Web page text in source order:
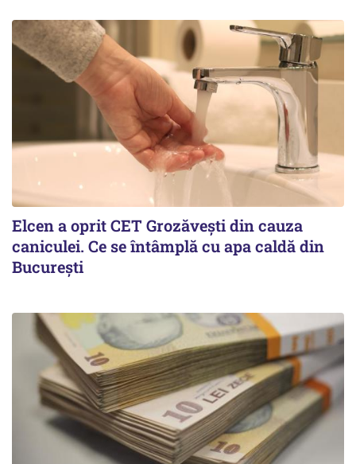
Elcen a oprit CET Grozăvești din cauza
caniculei. Ce se întâmplă cu apa caldă din
București